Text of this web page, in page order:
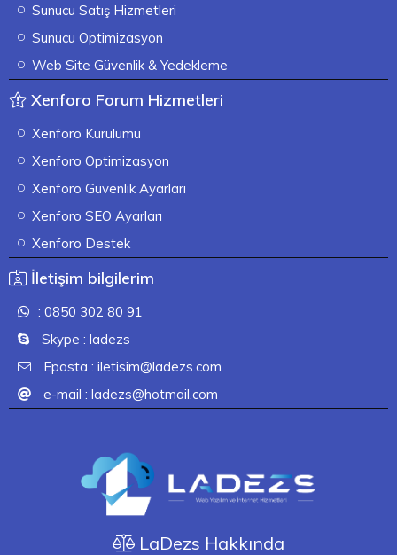
Sunucu Satış Hizmetleri
Sunucu Optimizasyon
Web Site Güvenlik & Yedekleme
Xenforo Forum Hizmetleri
Xenforo Kurulumu
Xenforo Optimizasyon
Xenforo Güvenlik Ayarları
Xenforo SEO Ayarları
Xenforo Destek
İletişim bilgilerim
: 0850 302 80 91
Skype : ladezs
Eposta : iletisim@ladezs.com
e-mail : ladezs@hotmail.com
LaDezs Hakkında